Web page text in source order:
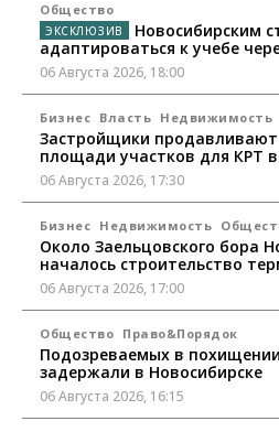
Общество
Новосибирским
адаптироваться к учебе
06 Августа 2026, 18:00
Бизнес Власть Недвижимость
Застройщики
площади участков для КРТ
06 Августа 2026, 17:30
Бизнес Недвижимость
Около Заельцовского бора
началось строительство
06 Августа 2026, 17:00
Общество Право&Порядок
Подозреваемых в
задержали в Новосибирске
06 Августа 2026, 16:15